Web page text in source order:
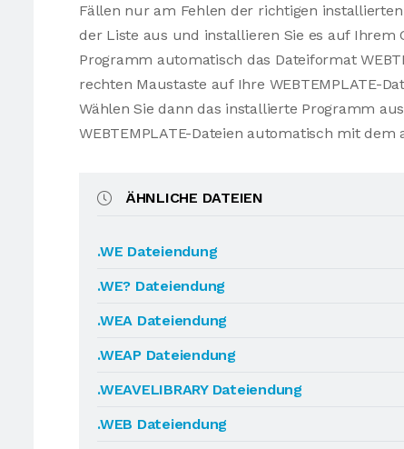
Fällen nur am Fehlen der richtigen
der Liste aus und installieren Sie es auf Ihrem
Programm automatisch das Dateiformat
rechten Maustaste auf Ihre WEBTEMPLATE-
Wählen Sie dann das installierte Programm
WEBTEMPLATE-Dateien automatisch mit
ÄHNLICHE DATEIEN
.WE Dateiendung
.WE? Dateiendung
.WEA Dateiendung
.WEAP Dateiendung
.WEAVELIBRARY Dateiendung
.WEB Dateiendung